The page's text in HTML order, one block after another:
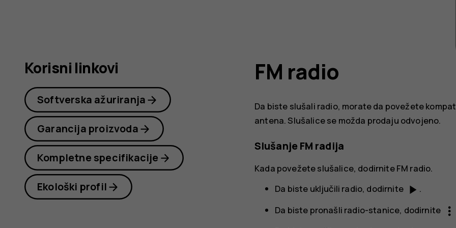
FM radio
Da biste slušali radio, morate da povežete
antena. Slušalice se možda prodaju odvojeno.
Slušanje FM radija
Kada povežete slušalice, dodirniteFM radio.
Da biste uključili radio, dodirnite play_arrow .
Da biste pronašli radio-stanice, dodirnite
more_vert
Korisni linkovi
Softverska ažuriranja
Garancija proizvoda
Kompletne specifikacije
Ekološki profil